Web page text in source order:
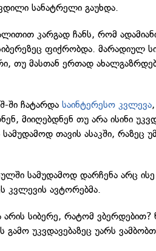
სანატრელი გაუხდა.
კარგად ჩანს, რომ
ფიქრობდა. მარადიულ
თუ მასთან ერთად
ში ჩატარდასაინტერესო კვლევა
მიიღებდნენ თუ არა ისინი
თავის ასაკში, რაზეც
სამუდამოდ დარჩენა არც
კვლევის ავტორებმა.
სიბერე, რატომ ვბერდებით?
გამო უკვდავებაზეც უარს